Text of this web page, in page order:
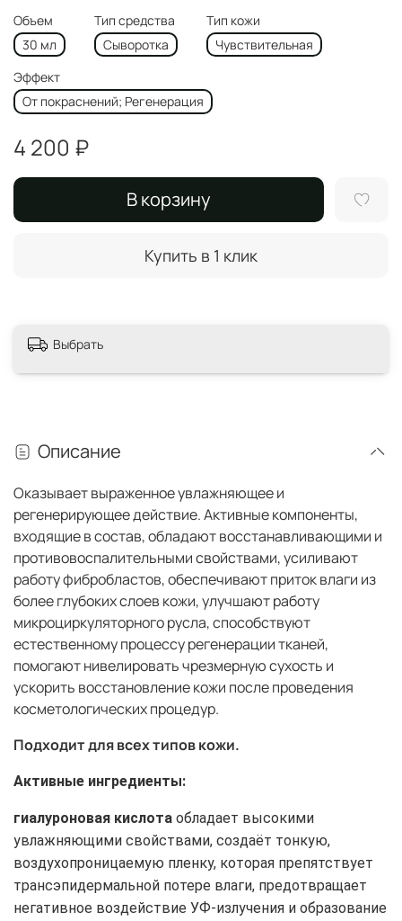
Объем
30 мл
Тип средства
Сыворотка
Тип кожи
Чувствительная
Эффект
От покраснений; Регенерация
4 200 ₽
В корзину
Купить в 1 клик
Выбрать
Описание
Оказывает выраженное увлажняющее и
регенерирующее действие. Активные компоненты,
входящие в состав, обладают восстанавливающими и
противовоспалительными свойствами, усиливают
работу фибробластов, обеспечивают приток влаги из
более глубоких слоев кожи, улучшают работу
микроциркуляторного русла, способствуют
естественному процессу регенерации тканей,
помогают нивелировать чрезмерную сухость и
ускорить восстановление кожи после проведения
косметологических процедур.
Подходит для всех типов кожи.
Активные ингредиенты:
гиалуроновая кислота обладает высокими
увлажняющими свойствами, создаёт тонкую,
воздухопроницаемую пленку, которая препятствует
трансэпидермальной потере влаги, предотвращает
негативное воздействие УФ-излучения и образование